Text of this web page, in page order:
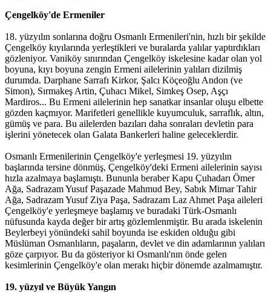
Çengelköy'de Ermeniler
18. yüzyılın sonlarına doğru Osmanlı Ermenileri'nin, hızlı bir şekilde
Çengelköy kıyılarında yerleştikleri ve buralarda yalılar yaptırdıkları
gözleniyor. Vaniköy sınırından Çengelköy iskelesine kadar olan yol
boyuna, kıyı boyuna zengin Ermeni ailelerinin yalıları dizilmiş
durumda. Darphane Sarrafı Kirkor, Şalcı Köçeoğlu Andon (ve
Simon), Sırmakeş Artin, Çuhacı Mikel, Simkeş Osep, Aşçı
Mardiros... Bu Ermeni ailelerinin hep sanatkar insanlar oluşu elbette
gözden kaçmıyor. Marifetleri genellikle kuyumculuk, sarraflık, altın,
gümüş ve para. Bu ailelerden bazıları daha sonraları devletin para
işlerini yönetecek olan Galata Bankerleri haline geleceklerdir.
Osmanlı Ermenilerinin Çengelköy'e yerleşmesi 19. yüzyılın
başlarında tersine dönmüş, Çengelköy'deki Ermeni ailelerinin sayısı
hızla azalmaya başlamıştı. Bununla beraber Kapu Çuhadarı Ömer
Ağa, Sadrazam Yusuf Paşazade Mahmud Bey, Sabık Mimar Tahir
Ağa, Sadrazam Yusuf Ziya Paşa, Sadrazam Laz Ahmet Paşa aileleri
Çengelköy'e yerleşmeye başlamış ve buradaki Türk-Osmanlı
nüfusunda kayda değer bir artış gözlemlenmiştir. Bu arada iskelenin
Beylerbeyi yönündeki sahil boyunda ise eskiden olduğu gibi
Müslüman Osmanlıların, paşaların, devlet ve din adamlarının yalıları
göze çarpıyor. Bu da gösteriyor ki Osmanlı'nın önde gelen
kesimlerinin Çengelköy'e olan merakı hiçbir dönemde azalmamıştır.
19. yüzyıl ve Büyük Yangın